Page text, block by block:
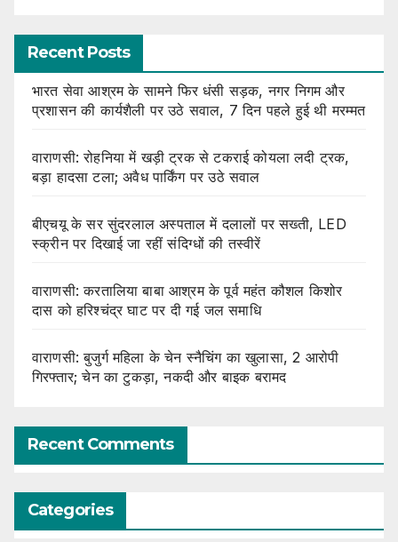
Recent Posts
भारत सेवा आश्रम के सामने फिर धंसी सड़क, नगर निगम और
प्रशासन की कार्यशैली पर उठे सवाल, 7 दिन पहले हुई थी मरम्मत
वाराणसी: रोहनिया में खड़ी ट्रक से टकराई कोयला लदी ट्रक,
बड़ा हादसा टला; अवैध पार्किंग पर उठे सवाल
बीएचयू के सर सुंदरलाल अस्पताल में दलालों पर सख्ती, LED
स्क्रीन पर दिखाई जा रहीं संदिग्धों की तस्वीरें
वाराणसी: करतालिया बाबा आश्रम के पूर्व महंत कौशल किशोर
दास को हरिश्चंद्र घाट पर दी गई जल समाधि
वाराणसी: बुजुर्ग महिला के चेन स्नैचिंग का खुलासा, 2 आरोपी
गिरफ्तार; चेन का टुकड़ा, नकदी और बाइक बरामद
Recent Comments
Categories